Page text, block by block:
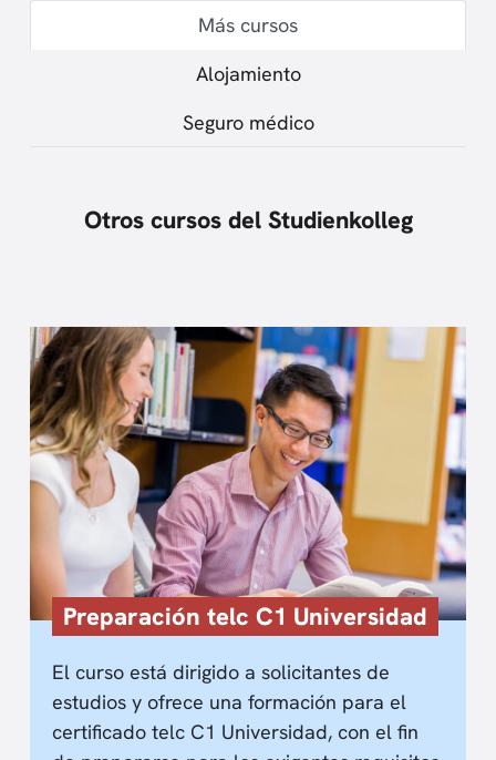
Más cursos
Alojamiento
Seguro médico
Otros cursos del Studienkolleg
Preparación telc C1 Universidad
El curso está dirigido a solicitantes de
estudios y ofrece una formación para el
certificado telc C1 Universidad, con el fin